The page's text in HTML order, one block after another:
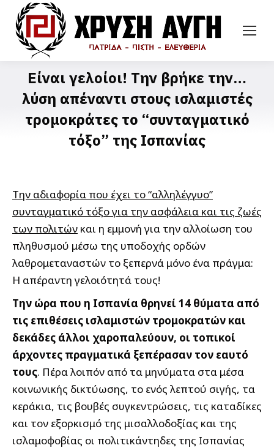
Είναι γελοίοι! Την βρήκε την…
λύση απέναντι στους ισλαμιστές
τρομοκράτες το “συνταγματικό
τόξο” της Ισπανίας
Την αδιαφορία που έχει το “αλληλέγγυο”
συνταγματικό τόξο για την ασφάλεια και τις ζωές
των πολιτών και η εμμονή για την αλλοίωση του
πληθυσμού μέσω της υποδοχής ορδών
λαθρομεταναστών το ξεπερνά μόνο ένα πράγμα:
Η απέραντη γελοιότητά τους!
Την ώρα που η Ισπανία θρηνεί 14 θύματα από
τις επιθέσεις ισλαμιστών τρομοκρατών και
δεκάδες άλλοι χαροπαλεύουν, οι τοπικοί
άρχοντες πραγματικά ξεπέρασαν τον εαυτό
τους. Πέρα λοιπόν από τα μηνύματα στα μέσα
κοινωνικής δικτύωσης, το ενός λεπτού σιγής, τα
κεράκια, τις βουβές συγκεντρώσεις, τις καταδίκες
και τον εξορκισμό της μισαλλοδοξίας και της
ισλαμοφοβίας οι πολιτικάντηδες της Ισπανίας